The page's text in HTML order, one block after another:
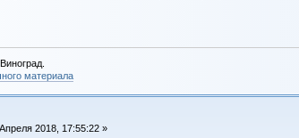
материала
2018, 17:55:22 »